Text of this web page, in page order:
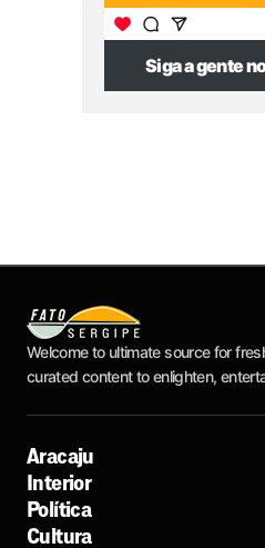
Siga a gente
Welcome to ultimate source for
curated content to enlighten,
Aracaju
Interior
Política
Cultura